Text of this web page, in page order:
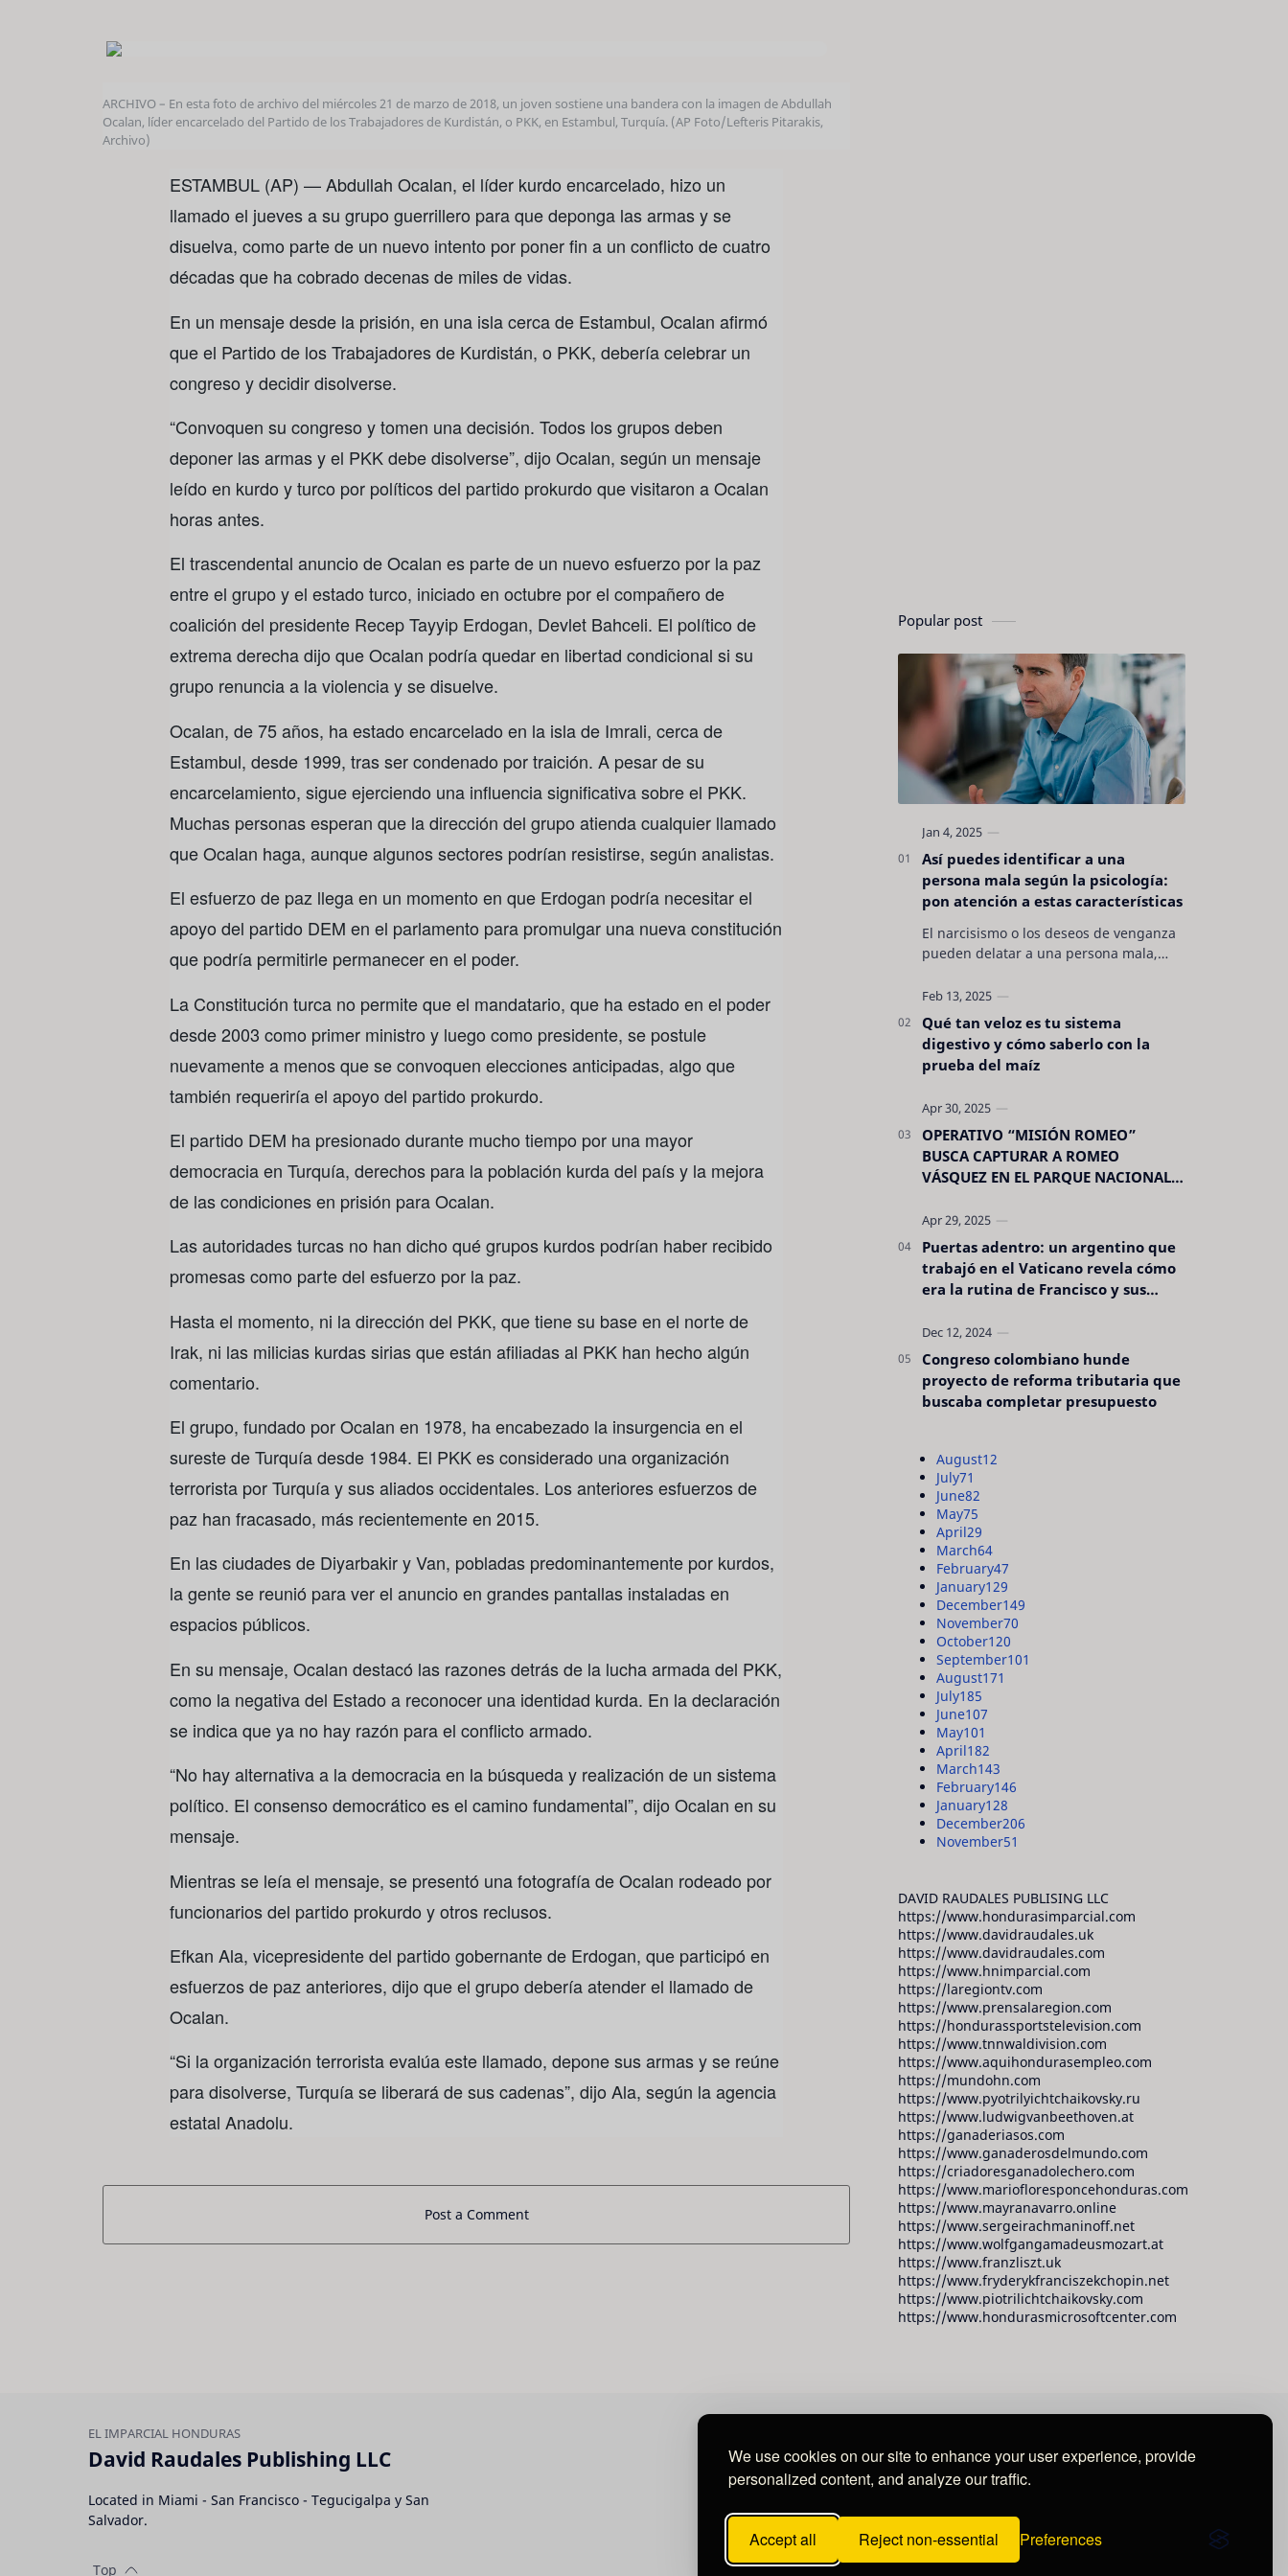
We use cookies on our site to enhance your user experience, provide
personalized content, and analyze our traffic.
Accept all Reject non-essential Preferences
ARCHIVO – En esta foto de archivo del miércoles 21 de marzo de 2018, un joven sostiene una bandera con la imagen de Abdullah
Ocalan, líder encarcelado del Partido de los Trabajadores de Kurdistán, o PKK, en Estambul, Turquía. (AP Foto/Lefteris Pitarakis,
Archivo)
ESTAMBUL (AP) — Abdullah Ocalan, el líder kurdo encarcelado, hizo un
llamado el jueves a su grupo guerrillero para que deponga las armas y se
disuelva, como parte de un nuevo intento por poner fin a un conflicto de cuatro
décadas que ha cobrado decenas de miles de vidas.
En un mensaje desde la prisión, en una isla cerca de Estambul, Ocalan afirmó
que el Partido de los Trabajadores de Kurdistán, o PKK, debería celebrar un
congreso y decidir disolverse.
“Convoquen su congreso y tomen una decisión. Todos los grupos deben
deponer las armas y el PKK debe disolverse”, dijo Ocalan, según un mensaje
leído en kurdo y turco por políticos del partido prokurdo que visitaron a Ocalan
horas antes.
El trascendental anuncio de Ocalan es parte de un nuevo esfuerzo por la paz
entre el grupo y el estado turco, iniciado en octubre por el compañero de
coalición del presidente Recep Tayyip Erdogan, Devlet Bahceli. El político de
extrema derecha dijo que Ocalan podría quedar en libertad condicional si su
grupo renuncia a la violencia y se disuelve.
Ocalan, de 75 años, ha estado encarcelado en la isla de Imrali, cerca de
Estambul, desde 1999, tras ser condenado por traición. A pesar de su
encarcelamiento, sigue ejerciendo una influencia significativa sobre el PKK.
Muchas personas esperan que la dirección del grupo atienda cualquier llamado
que Ocalan haga, aunque algunos sectores podrían resistirse, según analistas.
El esfuerzo de paz llega en un momento en que Erdogan podría necesitar el
apoyo del partido DEM en el parlamento para promulgar una nueva constitución
que podría permitirle permanecer en el poder.
La Constitución turca no permite que el mandatario, que ha estado en el poder
desde 2003 como primer ministro y luego como presidente, se postule
nuevamente a menos que se convoquen elecciones anticipadas, algo que
también requeriría el apoyo del partido prokurdo.
El partido DEM ha presionado durante mucho tiempo por una mayor
democracia en Turquía, derechos para la población kurda del país y la mejora
de las condiciones en prisión para Ocalan.
Las autoridades turcas no han dicho qué grupos kurdos podrían haber recibido
promesas como parte del esfuerzo por la paz.
Hasta el momento, ni la dirección del PKK, que tiene su base en el norte de
Irak, ni las milicias kurdas sirias que están afiliadas al PKK han hecho algún
comentario.
El grupo, fundado por Ocalan en 1978, ha encabezado la insurgencia en el
sureste de Turquía desde 1984. El PKK es considerado una organización
terrorista por Turquía y sus aliados occidentales. Los anteriores esfuerzos de
paz han fracasado, más recientemente en 2015.
En las ciudades de Diyarbakir y Van, pobladas predominantemente por kurdos,
la gente se reunió para ver el anuncio en grandes pantallas instaladas en
espacios públicos.
En su mensaje, Ocalan destacó las razones detrás de la lucha armada del PKK,
como la negativa del Estado a reconocer una identidad kurda. En la declaración
se indica que ya no hay razón para el conflicto armado.
“No hay alternativa a la democracia en la búsqueda y realización de un sistema
político. El consenso democrático es el camino fundamental”, dijo Ocalan en su
mensaje.
Mientras se leía el mensaje, se presentó una fotografía de Ocalan rodeado por
funcionarios del partido prokurdo y otros reclusos.
Efkan Ala, vicepresidente del partido gobernante de Erdogan, que participó en
esfuerzos de paz anteriores, dijo que el grupo debería atender el llamado de
Ocalan.
“Si la organización terrorista evalúa este llamado, depone sus armas y se reúne
para disolverse, Turquía se liberará de sus cadenas”, dijo Ala, según la agencia
estatal Anadolu.
Post a Comment
Popular post
Así puedes identificar a una
persona mala según la psicología:
pon atención a estas características
El narcisismo o los deseos de venganza
pueden delatar a una persona mala,
evidentes. Conocerlas puede pro…
Qué tan veloz es tu sistema
digestivo y cómo saberlo con la
prueba del maíz
OPERATIVO “MISIÓN ROMEO”
BUSCA CAPTURAR A ROMEO
VÁSQUEZ EN EL PARQUE NACIONAL
Puertas adentro: un argentino que
trabajó en el Vaticano revela cómo
era la rutina de Francisco y sus
Congreso colombiano hunde
proyecto de reforma tributaria que
buscaba completar presupuesto
August12
July71
June82
May75
April29
March64
February47
January129
December149
November70
October120
September101
August171
July185
June107
May101
April182
March143
February146
January128
December206
November51
DAVID RAUDALES PUBLISING LLC
https://www.hondurasimparcial.com
https://www.davidraudales.uk
https://www.davidraudales.com
https://www.hnimparcial.com
https://laregiontv.com
https://www.prensalaregion.com
https://hondurassportstelevision.com
https://www.tnnwaldivision.com
https://www.aquihondurasempleo.com
https://mundohn.com
https://www.pyotrilyichtchaikovsky.ru
https://www.ludwigvanbeethoven.at
https://ganaderiasos.com
https://www.ganaderosdelmundo.com
https://criadoresganadolechero.com
https://www.mariofloresponcehonduras.com
https://www.mayranavarro.online
https://www.sergeirachmaninoff.net
https://www.wolfgangamadeusmozart.at
https://www.franzliszt.uk
https://www.fryderykfranciszekchopin.net
https://www.piotrilichtchaikovsky.com
https://www.hondurasmicrosoftcenter.com
David Raudales Publishing LLC
Located in Miami - San Francisco - Tegucigalpa y San
Salvador.